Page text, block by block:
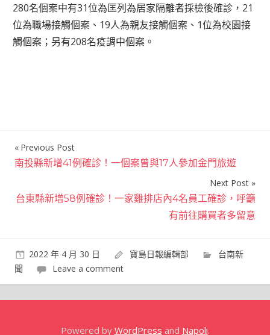
280名個案中有31位為匡列為居家隔離者採檢後確診，21
位為職場接觸個案、19人為親友接觸個案、1位為校園接
觸個案；另有208名疫調中個案。
文
章
導
Previous Post
南投縣新增41例確診！一個案曾與17人參加金門旅遊
Next Post
台東縣新增58例確診！一家雞排店內4名員工確診，呼籲
有前往購買者多留意
2022 年 4 月 30 日 寶島日報編輯部
台南新
聞
Leave a comment
Powered by WordPress and Napoli.